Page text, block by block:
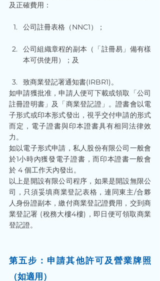
及正確費用：
公司註冊表格（NNC1）；
公司組織章程的副本（「註冊易」備有樣
本可供使用）；及
致商業登記署通知書(IRBR1)。
如申請獲批准，申請人便可下載或領取「公司
註冊證明書」及「商業登記證」。證書會以電
子形式或印本形式發出，視乎交付申請的形式
而定，電子證書與印本證書具有相同法律效
力。
如以電子形式申請，私人股份有限公司一般會
於1小時內獲發電子證書，而印本證書一般會
於 4 個工作天內發出。
以上是開設有限公司程序，如果是開設無限公
司，只須妥填商業登記表格，連同東主/合夥
人身份證副本，繳付商業登記證費用，交到商
業登記署 (稅務大樓4樓)，即日便可領取商業
登記證。
第五步：申請其他許可及營業牌照
（如適用）